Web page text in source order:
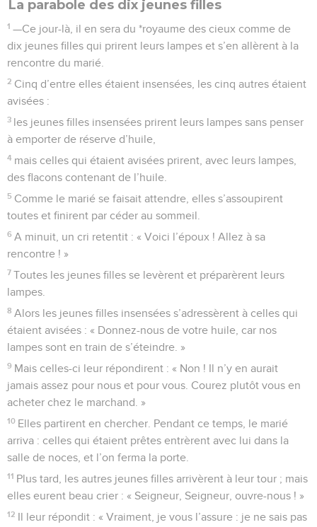
La parabole des dix jeunes filles
1 —Ce jour-là, il en sera du *royaume des cieux comme de
dix jeunes filles qui prirent leurs lampes et s’en allèrent à la
rencontre du marié.
2 Cinq d’entre elles étaient insensées, les cinq autres étaient
avisées :
3 les jeunes filles insensées prirent leurs lampes sans penser
à emporter de réserve d’huile,
4 mais celles qui étaient avisées prirent, avec leurs lampes,
des flacons contenant de l’huile.
5 Comme le marié se faisait attendre, elles s’assoupirent
toutes et finirent par céder au sommeil.
6 A minuit, un cri retentit : « Voici l’époux ! Allez à sa
rencontre ! »
7 Toutes les jeunes filles se levèrent et préparèrent leurs
lampes.
8 Alors les jeunes filles insensées s’adressèrent à celles qui
étaient avisées : « Donnez-nous de votre huile, car nos
lampes sont en train de s’éteindre. »
9 Mais celles-ci leur répondirent : « Non ! Il n’y en aurait
jamais assez pour nous et pour vous. Courez plutôt vous en
acheter chez le marchand. »
10 Elles partirent en chercher. Pendant ce temps, le marié
arriva : celles qui étaient prêtes entrèrent avec lui dans la
salle de noces, et l’on ferma la porte.
11 Plus tard, les autres jeunes filles arrivèrent à leur tour ; mais
elles eurent beau crier : « Seigneur, Seigneur, ouvre-nous ! »
12 Il leur répondit : « Vraiment, je vous l’assure : je ne sais pas